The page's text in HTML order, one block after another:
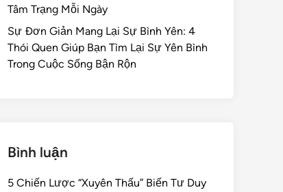
Tâm Trạng Mỗi Ngày
Sự Đơn Giản Mang Lại Sự Bình Yên: 4
Thói Quen Giúp Bạn Tìm Lại Sự Yên Bình
Trong Cuộc Sống Bận Rộn
Bình luận
5 Chiến Lược “Xuyên Thấu” Biến Tư Duy